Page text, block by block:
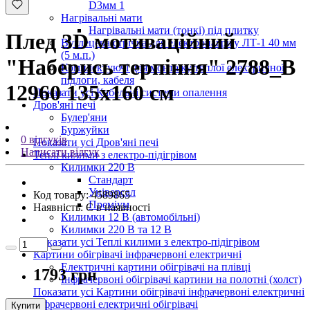
D3мм 1
Нагрівальні мати
Нагрівальні мати (тонкі) під плитку
Вуглецева стрічка для електронагріву ЛТ-1 40 мм
(5 м.п.)
Комплектуючі для монтажу теплої електричної
підлоги, кабеля
Показати усі Кабельні системи опалення
Дров'яні печі
Булер'яни
Буржуйки
Показати усі Дров'яні печі
Теплі килими з електро-підігрівом
Килимки 220 В
Стандарт
Універсал
Преміум
Килимки 12 В (автомобільні)
Килимки 220 В та 12 В
Показати усі Теплі килими з електро-підігрівом
Картини обігрівачі інфрачервоні електричні
Електричні картини обігрівачі на плівці
Інфрачервоні обігрівачі картини на полотні (холст)
Показати усі Картини обігрівачі інфрачервоні електричні
Інфрачервоні електричні обігрівачі
Плед 3D мотиваційний
"Наберись терпіння" 2788_B
12960 135х160 см
0 відгуків
Написати відгук
Код товару:4589865
Наявність: Є в наявності
1793 грн
Купити